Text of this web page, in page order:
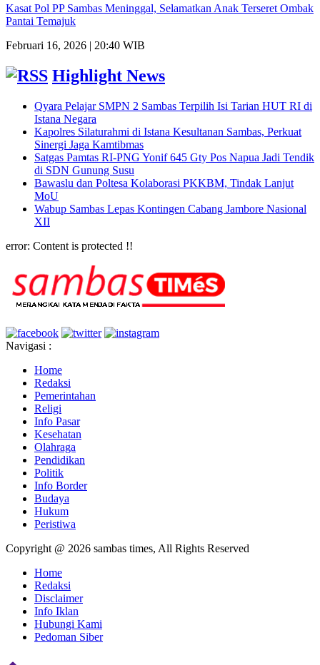
Kasat Pol PP Sambas Meninggal, Selamatkan Anak Terseret Ombak
Pantai Temajuk
Februari 16, 2026 | 20:40 WIB
Highlight News
Qyara Pelajar SMPN 2 Sambas Terpilih Isi Tarian HUT RI di
Istana Negara
‎Kapolres Silaturahmi di Istana Kesultanan Sambas, Perkuat
Sinergi Jaga Kamtibmas
Satgas Pamtas RI-PNG Yonif 645 Gty Pos Napua Jadi Tendik
di SDN Gunung Susu
Bawaslu dan Poltesa Kolaborasi PKKBM, Tindak Lanjut
MoU
Wabup Sambas Lepas Kontingen Cabang Jambore Nasional
XII
error: Content is protected !!
Navigasi :
Home
Redaksi
Pemerintahan
Religi
Info Pasar
Kesehatan
Olahraga
Pendidikan
Politik
Info Border
Budaya
Hukum
Peristiwa
Copyright @ 2026 sambas times, All Rights Reserved
Home
Redaksi
Disclaimer
Info Iklan
Hubungi Kami
Pedoman Siber